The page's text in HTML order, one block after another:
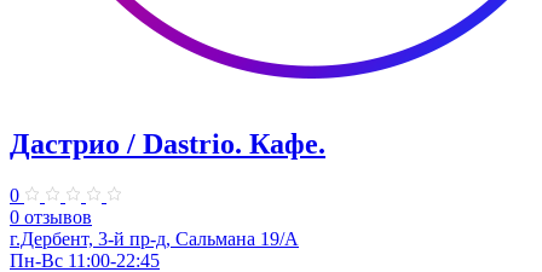
Дастрио / Dastrio. Кафе.
0
0 отзывов
г.Дербент, 3-й пр-д, Сальмана 19/А
Пн-Вс 11:00-22:45